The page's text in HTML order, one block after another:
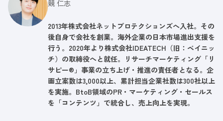
競 仁志
2013年株式会社ネットプロテクションズへ入社。その
後自身で会社を創業。海外企業の日本市場進出支援を
行う。2020年より株式会社IDEATECH（旧：ベイニッ
チ）の取締役へと就任。リサーチマーケティング「リ
サピー®︎」事業の立ち上げ・推進の責任者となる。企
画立案数は3,000以上、累計担当企業社数は300社以上
を実施。BtoB領域のPR・マーケティング・セールス
を「コンテンツ」で統合し、売上向上を実現。